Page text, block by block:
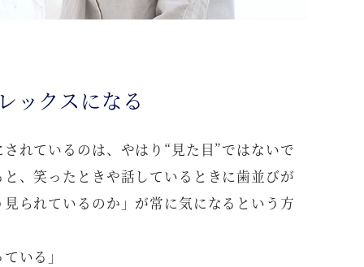
ックスになる
れているのは、やはり“見た目”ではないで
、笑ったときや話しているときに歯並びが
られているのか」が常に気になるという方
いる」